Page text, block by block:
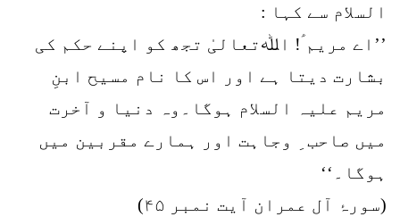
السلام سے کہا :
’’اے مریم ؑ! اﷲتعالیٰ تجھ کو اپنے حکم کی
بشارت دیتا ہے اور اس کا نام مسیح ابنِ
مریم علیہ السلام ہوگا۔وہ دنیا و آخرت
میں صاحب ِ وجاہت اور ہمارے مقربین میں
ہوگا۔‘‘
(سورۂ آل عمران آیت نمبر ۴۵)